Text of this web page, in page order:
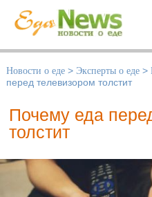
Новости о еде > Эксперты о еде >
перед телевизором толстит
Почему еда
толстит